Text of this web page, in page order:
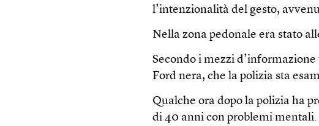
l’intenzionalità del gesto,
Nella zona pedonale era stato
Secondo i mezzi
Ford nera, che la polizia sta
Qualche ora dopo la polizia ha
di 40 anni con problemi mentali.